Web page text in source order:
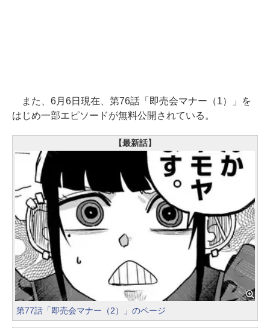
また、6月6日現在、第76話「即売会マナー（1）」を
はじめ一部エピソードが無料公開されている。
【最新話】
第77話「即売会マナー（2）」のページ